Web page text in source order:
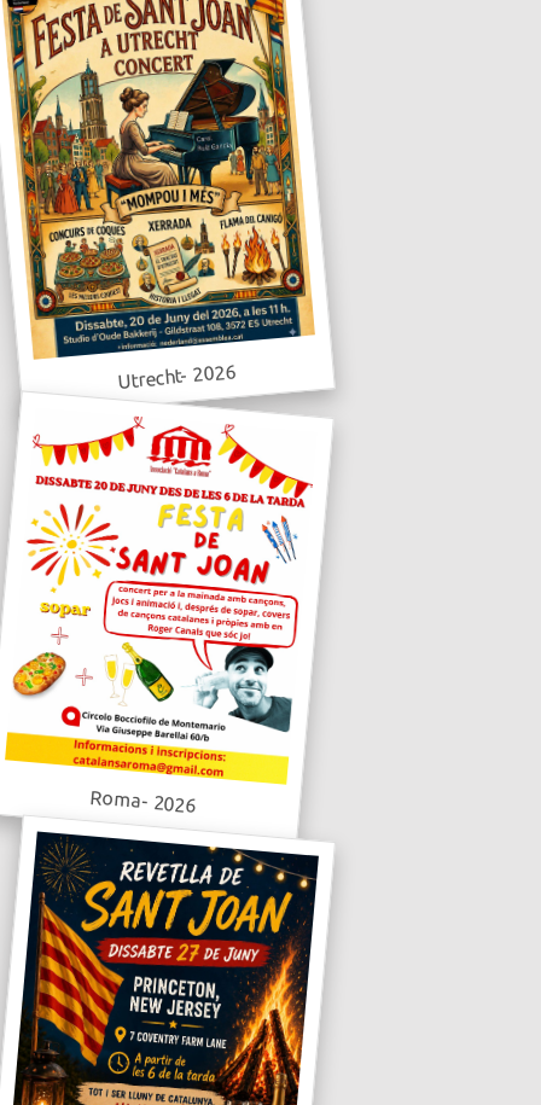
Utrecht- 2026
Roma- 2026